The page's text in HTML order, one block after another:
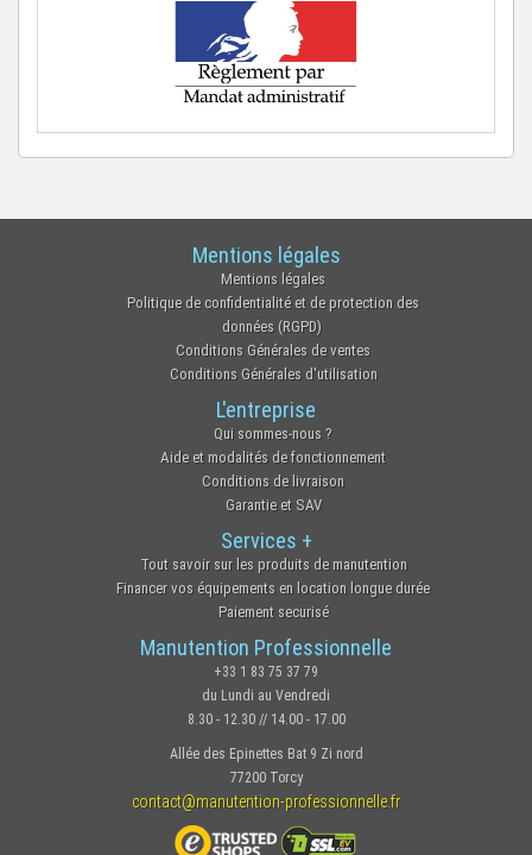
Mentions légales
Mentions légales
Politique de confidentialité et de protection des
données (RGPD)
Conditions Générales de ventes
Conditions Générales d'utilisation
L'entreprise
Qui sommes-nous ?
Aide et modalités de fonctionnement
Conditions de livraison
Garantie et SAV
Services +
Tout savoir sur les produits de manutention
Financer vos équipements en location longue durée
Paiement securisé
Manutention Professionnelle
+33 1 83 75 37 79
du Lundi au Vendredi
8.30 - 12.30 // 14.00 - 17.00
Allée des Epinettes Bat 9 Zi nord
77200 Torcy
contact@manutention-professionnelle.fr